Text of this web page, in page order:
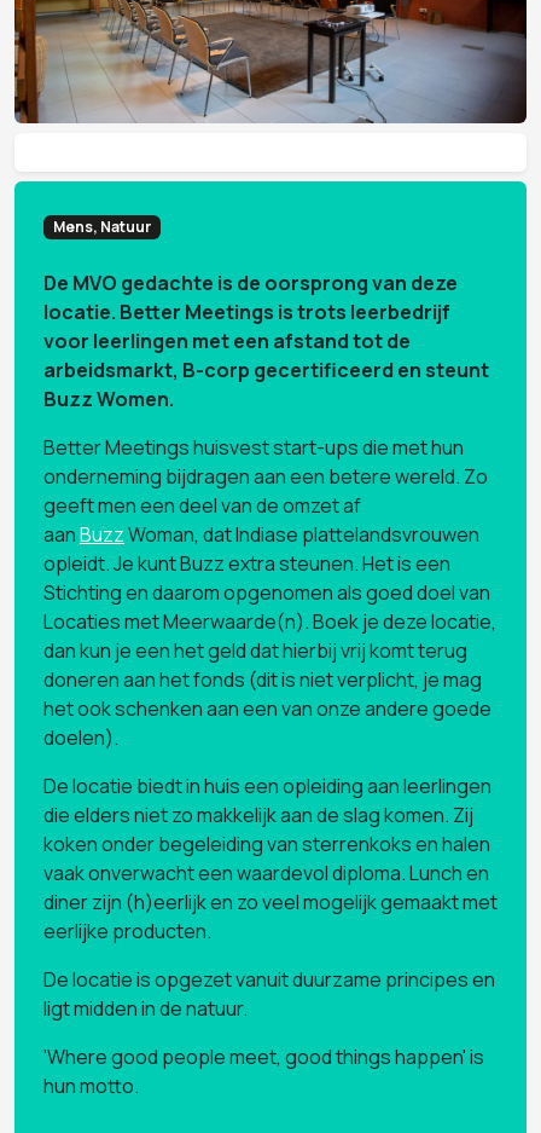
Mens, Natuur
De MVO gedachte is de oorsprong van deze
locatie. Better Meetings is trots leerbedrijf
voor leerlingen met een afstand tot de
arbeidsmarkt, B-corp gecertificeerd en steunt
Buzz Women.
Better Meetings huisvest start-ups die met hun
onderneming bijdragen aan een betere wereld. Zo
geeft men een deel van de omzet af
aanBuzzWoman, dat Indiase plattelandsvrouwen
opleidt. Je kunt Buzz extra steunen. Het is een
Stichting en daarom opgenomen als goed doel van
Locaties met Meerwaarde(n). Boek je deze locatie,
dan kun je een het geld dat hierbij vrij komt terug
doneren aan het fonds (dit is niet verplicht, je mag
het ook schenken aan een van onze andere goede
doelen).
De locatie biedt in huis een opleiding aan leerlingen
die elders niet zo makkelijk aan de slag komen. Zij
koken onder begeleiding van sterrenkoks en halen
vaak onverwacht een waardevol diploma. Lunch en
diner zijn (h)eerlijk en zo veel mogelijk gemaakt met
eerlijke producten.
De locatie is opgezet vanuit duurzame principes en
ligt midden in de natuur.
'Where good people meet, good things happen' is
hun motto.